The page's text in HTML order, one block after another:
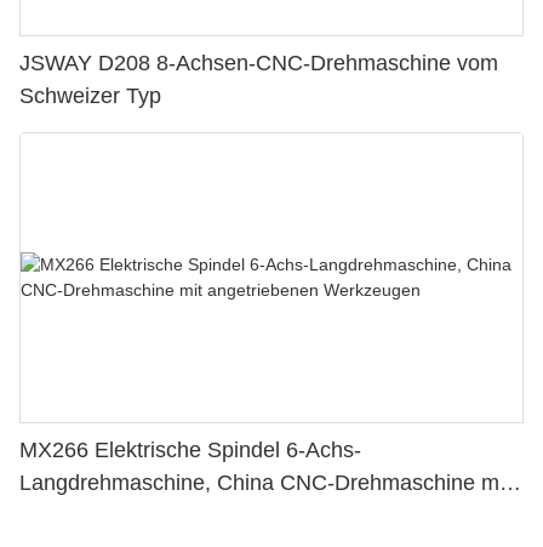
JSWAY D208 8-Achsen-CNC-Drehmaschine vom
Schweizer Typ
MX266 Elektrische Spindel 6-Achs-
Langdrehmaschine, China CNC-Drehmaschine mit